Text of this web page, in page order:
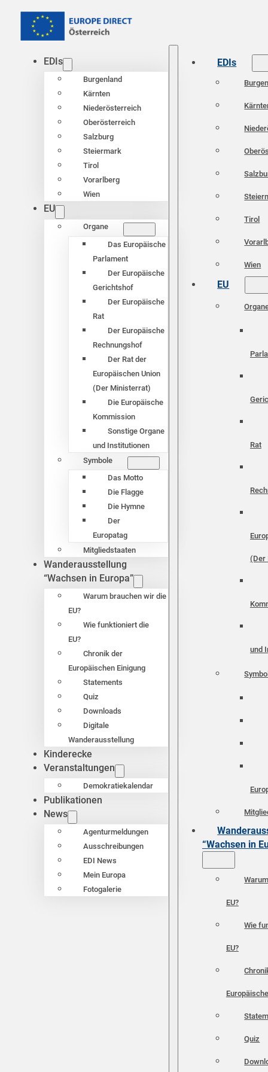
EDIs
Burgenland
Kärnten
Niederösterreich
Oberösterreich
Salzburg
Steiermark
Tirol
Vorarlberg
Wien
EU
Organe
Das Europäische
Parlament
Der Europäische
Gerichtshof
Der Europäische
Rat
Der Europäische
Rechnungshof
Der Rat der
Europäischen Union
(Der Ministerrat)
Die Europäische
Kommission
Sonstige Organe
und Institutionen
Symbole
Das Motto
Die Flagge
Die Hymne
Der
Europatag
Mitgliedstaaten
Wanderausstellung
“Wachsen in Europa”
Warum brauchen wir die
EU?
Wie funktioniert die
EU?
Chronik der
Europäischen Einigung
Statements
Quiz
Downloads
Digitale
Wanderausstellung
Kinderecke
Veranstaltungen
Demokratiekalendar
Publikationen
News
Agenturmeldungen
Ausschreibungen
EDI News
Mein Europa
Fotogalerie
EDIs
Tirol
Wien
EU
Rat
(Der
und
“Wachsen in
EU?
Wie
EU?
Quiz